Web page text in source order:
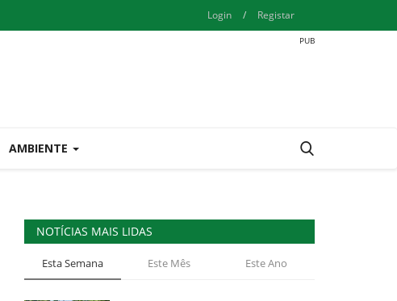
Login / Registar
AMBIENTE
NOTÍCIAS MAIS LIDAS
Esta Semana Este Mês Este Ano